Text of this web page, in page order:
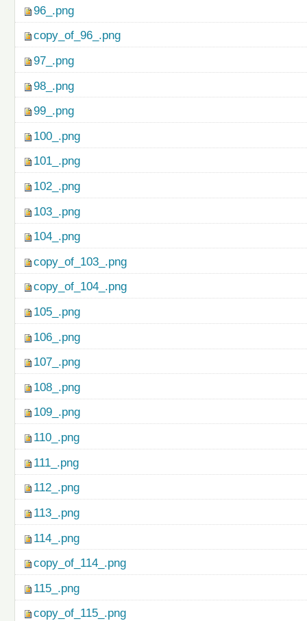
96_.png
copy_of_96_.png
97_.png
98_.png
99_.png
100_.png
101_.png
102_.png
103_.png
104_.png
copy_of_103_.png
copy_of_104_.png
105_.png
106_.png
107_.png
108_.png
109_.png
110_.png
111_.png
112_.png
113_.png
114_.png
copy_of_114_.png
115_.png
copy_of_115_.png